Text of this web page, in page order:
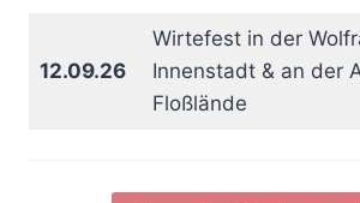
12.09.26
Wirtefest in der
Innenstadt & an der
Floßlände